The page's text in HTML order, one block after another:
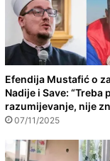
Efendija Mustafić o
Nadije i Save: “Treba
razumijevanje, nije
07/11/2025